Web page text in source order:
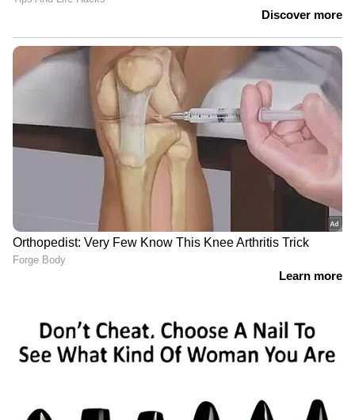
മെയ് 7- രാവിലെ 1,11,800 രൂപ| ഉച്ചയ്ക്ക് 1,12,200
രൂപ